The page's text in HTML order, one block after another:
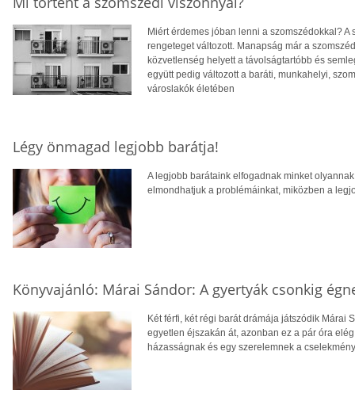
Miért érdemes jóban lenni a szomszédokkal?
rengeteget változott. Manapság már a
közvetlenség helyett a távolságtartóbb és
együtt pedig változott a baráti, munkahelyi,
városlakók életében
Légy önmagad legjobb barátja!
A legjobb barátaink elfogadnak minket
elmondhatjuk a problémáinkat, miközben a
Könyvajánló: Márai Sándor: A gyertyák csonkig
Két férfi, két régi barát drámája játszódik Márai
egyetlen éjszakán át, azonban ez a pár óra
házasságnak és egy szerelemnek a